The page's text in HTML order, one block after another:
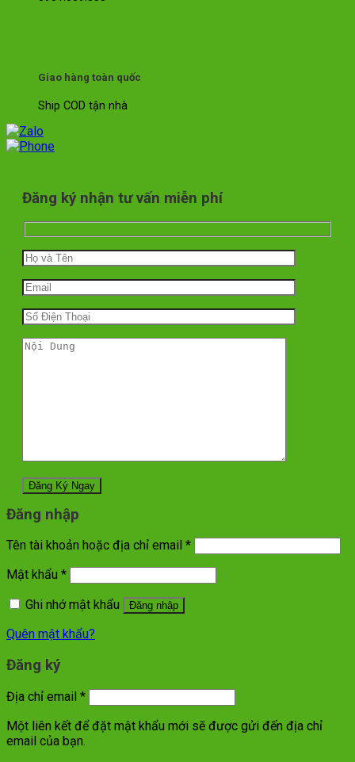
Giao hàng toàn quốc
Ship COD tận nhà
Đăng ký nhận tư vấn miễn phí
Đăng nhập
Tên tài khoản hoặc địa chỉ email *
Mật khẩu *
Ghi nhớ mật khẩu
Đăng nhập
Quên mật khẩu?
Đăng ký
Địa chỉ email *
Một liên kết để đặt mật khẩu mới sẽ được gửi đến địa chỉ
email của bạn.